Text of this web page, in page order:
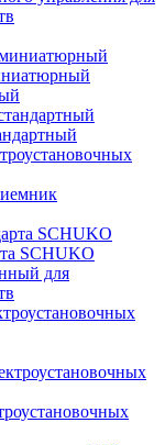
SCHUKO
для